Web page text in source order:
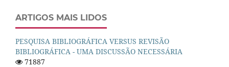
ARTIGOS MAIS LIDOS
PESQUISA BIBLIOGRÁFICA VERSUS REVISÃO
BIBLIOGRÁFICA - UMA DISCUSSÃO NECESSÁRIA
71887